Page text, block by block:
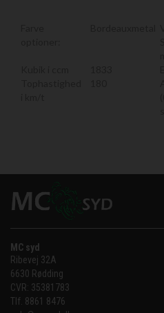
MC syd
Ribevej 32A
6630 Rødding
CVR: 35381783
Tlf. 8861 8476